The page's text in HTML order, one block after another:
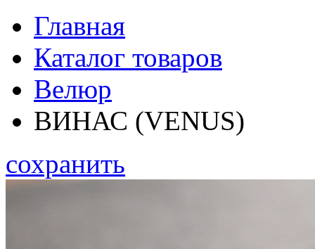
Главная
Каталог товаров
Велюр
ВИНАС (VENUS)
сохранить